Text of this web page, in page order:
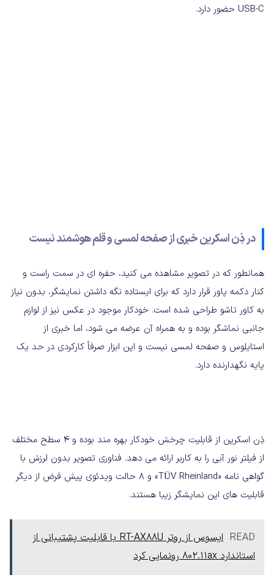
USB-C حضور دارد.
در ذِن اسکرین خبری از صفحه لمسی و قلم هوشمند نیست
همانطور که در تصویر مشاهده می کنید، حفره ای در سمت راست و
کنار دکمه پاور قرار دارد که برای ایستاده نگه داشتن نمایشگر، بدون نیاز
به کاور تاشو طراحی شده است. خودکار موجود در عکس نیز از لوازم
جانبی نماشگر بوده و به همراه آن عرضه می شود، اما خبری از
استایلوس و صفحه لمسی نیست و این ابزار صرفاً کارکردی در حد یک
پایه نگهدارنده دارد.
ذِن اسکرین از قابلیت چرخش خودکار بهره مند بوده و 4 سطح مختلف
از فیلتر نور آبی را به کاربر ارائه می دهد. فناوری تصویر بدون لرزش با
گواهی نامه «TÜV Rheinland» و 8 حالت ویدئوی پیش فرض از دیگر
قابلیت های این نمایشگر زیبا هستند.
READ
ایسوس از روتر RT-AX88U با قابلیت پشتیبانی از
استاندارد 802.11ax رونمایی کرد